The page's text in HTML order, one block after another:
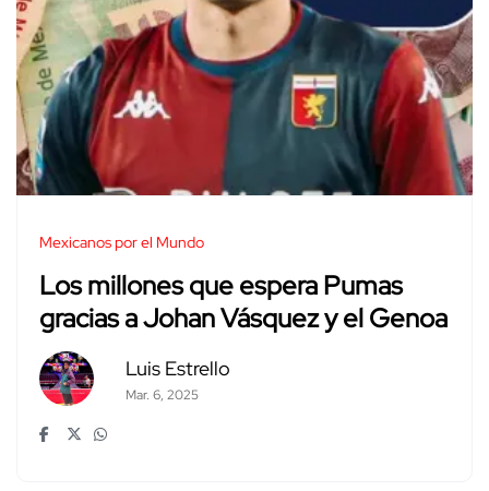
Mexicanos por el Mundo
Los millones que espera Pumas
gracias a Johan Vásquez y el Genoa
Luis Estrello
Mar. 6, 2025